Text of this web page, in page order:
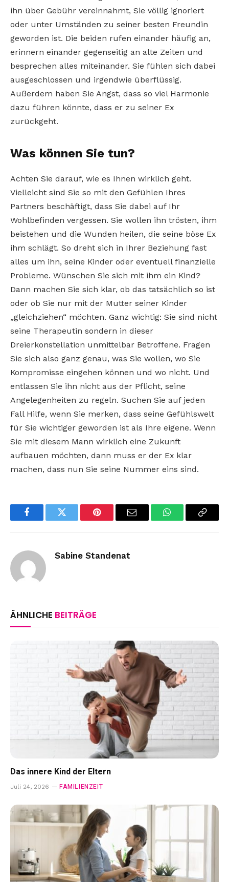
ihn über Gebühr vereinnahmt, Sie völlig ignoriert
oder unter Umständen zu seiner besten Freundin
geworden ist. Die beiden rufen einander häufig an,
erinnern einander gegenseitig an alte Zeiten und
besprechen alles miteinander. Sie fühlen sich dabei
ausgeschlossen und irgendwie überflüssig.
Außerdem haben Sie Angst, dass so viel Harmonie
dazu führen könnte, dass er zu seiner Ex
zurückgeht.
Was können Sie tun?
Achten Sie darauf, wie es Ihnen wirklich geht.
Vielleicht sind Sie so mit den Gefühlen Ihres
Partners beschäftigt, dass Sie dabei auf Ihr
Wohlbefinden vergessen. Sie wollen ihn trösten, ihm
beistehen und die Wunden heilen, die seine böse Ex
ihm schlägt. So dreht sich in Ihrer Beziehung fast
alles um ihn, seine Kinder oder eventuell finanzielle
Probleme. Wünschen Sie sich mit ihm ein Kind?
Dann machen Sie sich klar, ob das tatsächlich so ist
oder ob Sie nur mit der Mutter seiner Kinder
„gleichziehen“ möchten. Ganz wichtig: Sie sind nicht
seine Therapeutin sondern in dieser
Dreierkonstellation unmittelbar Betroffene. Fragen
Sie sich also ganz genau, was Sie wollen, wo Sie
Kompromisse eingehen können und wo nicht. Und
entlassen Sie ihn nicht aus der Pflicht, seine
Angelegenheiten zu regeln. Suchen Sie auf jeden
Fall Hilfe, wenn Sie merken, dass seine Gefühlswelt
für Sie wichtiger geworden ist als Ihre eigene. Wenn
Sie mit diesem Mann wirklich eine Zukunft
aufbauen möchten, dann muss er der Ex klar
machen, dass nun Sie seine Nummer eins sind.
FacebookTwitter Pinterest Email WhatsAppCopy
Sabine Standenat
ÄHNLICHE BEITRÄGE
Das innere Kind der Eltern
Juli 24, 2026 FAMILIENZEIT